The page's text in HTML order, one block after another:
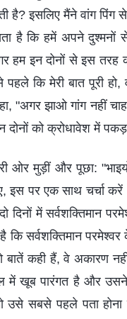
है? इसलिए मैंने वांग
है कि हमें अपने दुश्मनों
हम इन दोनों से इस तरह
कि मेरी बात पूरी हो,
झाओ गांग नहीं
को क्रोधावेश में
ओर मुड़ीं और पूछा:
पर एक साथ चर्चा
में सर्वशक्तिमान
सर्वशक्तिमान
बातें कही हैं, वे अकारण
में खूब पारंगत है और
सबसे पहले पता होना